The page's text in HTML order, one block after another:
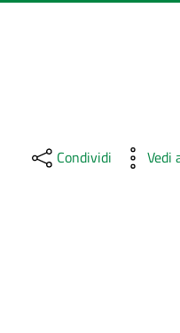
Condividi Vedi